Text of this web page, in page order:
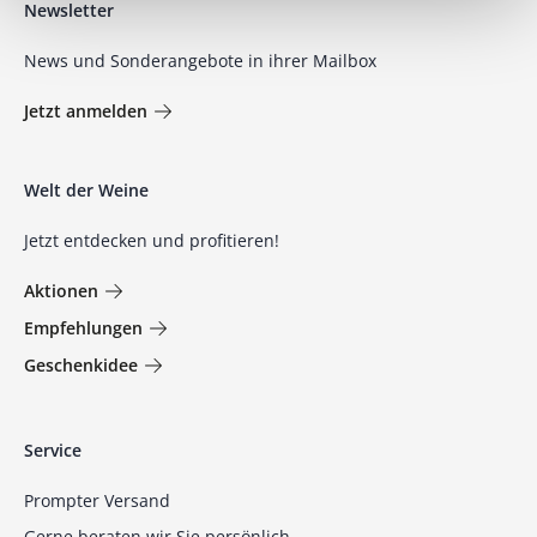
Newsletter
News und Sonderangebote in ihrer Mailbox
Jetzt anmelden
Welt der Weine
Jetzt entdecken und profitieren!
Aktionen
Empfehlungen
Geschenkidee
Service
Prompter Versand